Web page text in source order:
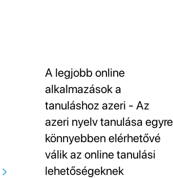
A legjobb online
alkalmazások a
tanuláshoz azeri - Az
azeri nyelv tanulása egyre
könnyebben elérhetővé
válik az online tanulási
lehetőségeknek